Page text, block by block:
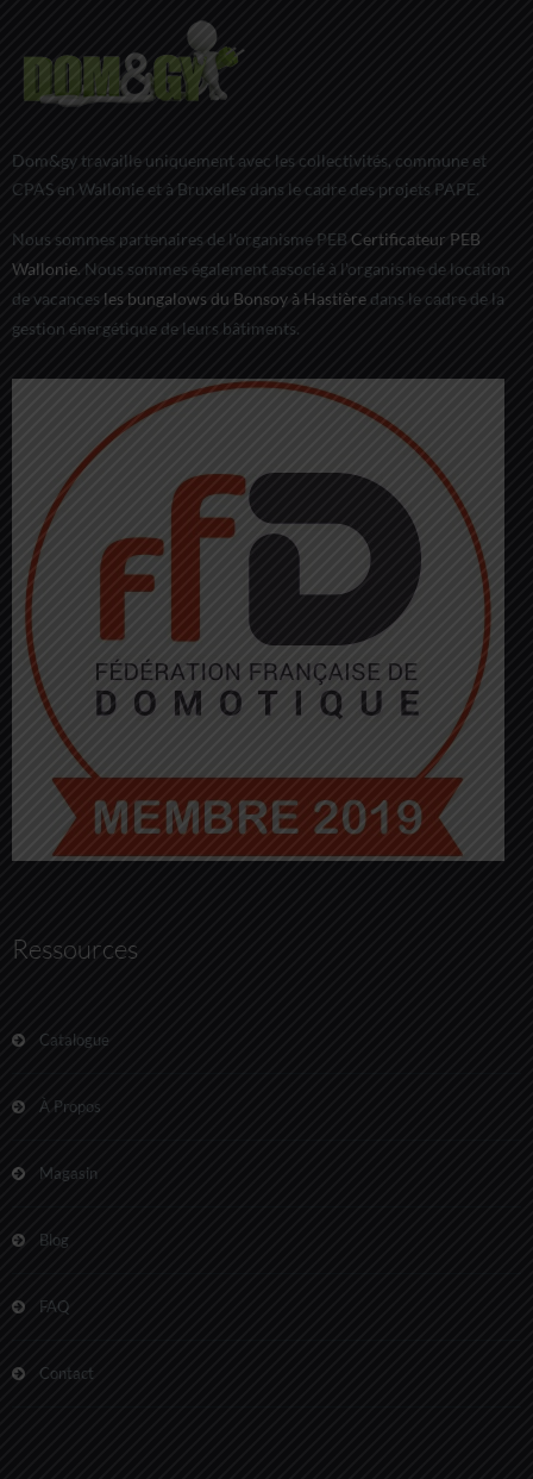
Dom&gy travaille uniquement avec les collectivités, commune et
CPAS en Wallonie et à Bruxelles dans le cadre des projets PAPE.
Nous sommes partenaires de l'organisme PEB Certificateur PEB
Wallonie. Nous sommes également associé à l'organisme de location
de vacances les bungalows du Bonsoy à Hastière dans le cadre de la
gestion énergétique de leurs bâtiments.
Ressources
Catalogue
À Propos
Magasin
Blog
FAQ
Contact